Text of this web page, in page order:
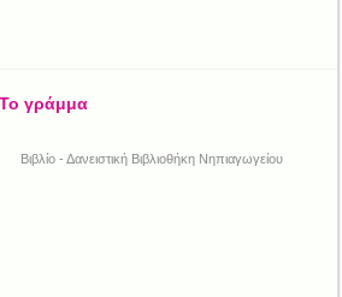
γράμμα
Βιβλίο - Δανειστική Βιβλιοθήκη Νηπιαγωγείου